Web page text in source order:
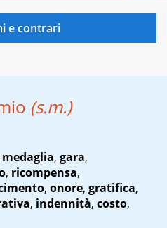
(s.m.)
medaglia, gara,
, ricompensa,
, onore, gratifica,
, indennità, costo,